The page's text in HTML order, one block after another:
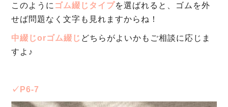
このように ゴム綴じタイプを選ばれると、ゴムを外
せば問題なく文字も見れますからね！
中綴じorゴム綴じ どちらがよいかもご相談に応じま
すよ♪
✓P6-7